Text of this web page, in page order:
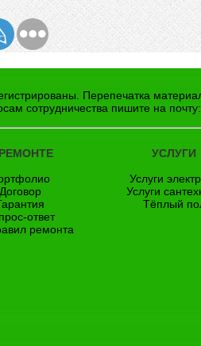
Перепечатка
сотрудничества пишите на
Договор
ответ
ремонта
УСЛУГИ
Услуги
Услуги
Тёплый